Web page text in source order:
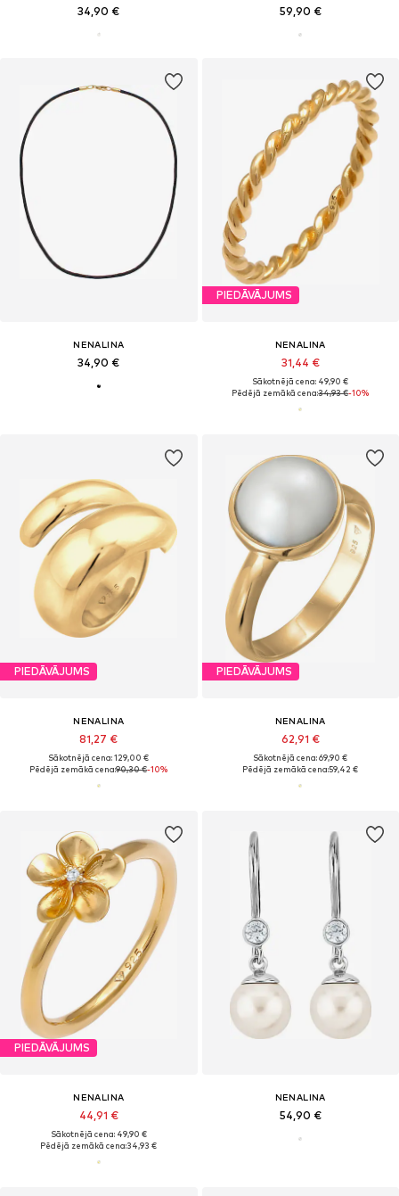
34,90 € 59,90 €
NENALINA
34,90 €
PIEDĀVĀJUMS
NENALINA
31,44 €
Sākotnējā cena: 49,90 €
Pēdējā zemākā cena:34,93 €-10%
PIEDĀVĀJUMS
NENALINA
81,27 €
Sākotnējā cena: 129,00 €
Pēdējā zemākā cena:90,30 €-10%
PIEDĀVĀJUMS
NENALINA
62,91 €
Sākotnējā cena: 69,90 €
Pēdējā zemākā cena:59,42 €
PIEDĀVĀJUMS
NENALINA
44,91 €
Sākotnējā cena: 49,90 €
Pēdējā zemākā cena:34,93 €
NENALINA
54,90 €